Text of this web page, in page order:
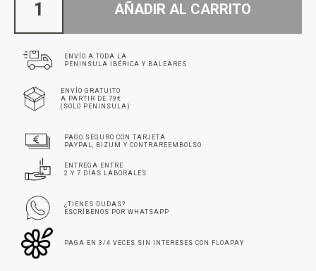
AÑADIR AL CARRITO
ENVÍO A TODA LA
PENINSULA IBÉRICA Y BALEARES
ENVÍO GRATUITO
A PARTIR DE 79€
(SOLO PENINSULA)
PAGO SEGURO CON TARJETA
PAYPAL, BIZUM Y CONTRAREEMBOLSO
ENTREGA ENTRE
2 Y 7 DÍAS LABORALES
¿TIENES DUDAS?
ESCRÍBENOS POR WHATSAPP
PAGA EN 3/4 VECES SIN INTERESES CON FLOAPAY